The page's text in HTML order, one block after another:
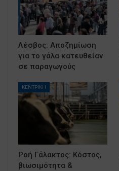
Λέσβος: Αποζημίωση
για το γάλα κατευθείαν
σε παραγωγούς
ΚΕΝΤΡΙΚΗ
Ροή Γάλακτος: Κόστος,
βιωσιμότητα &